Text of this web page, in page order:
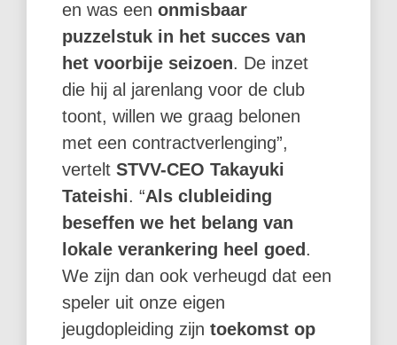
en was een onmisbaar
puzzelstuk in het succes van
het voorbije seizoen. De inzet
die hij al jarenlang voor de club
toont, willen we graag belonen
met een contractverlenging”,
vertelt STVV-CEO Takayuki
Tateishi. “Als clubleiding
beseffen we het belang van
lokale verankering heel goed .
We zijn dan ook verheugd dat een
speler uit onze eigen
jeugdopleiding zijn toekomst op